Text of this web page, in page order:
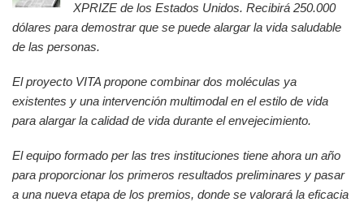
XPRIZE de los Estados Unidos. Recibirá 250.000
dólares para demostrar que se puede alargar la vida saludable
de las personas.
El proyecto VITA propone combinar dos moléculas ya
existentes y una intervención multimodal en el estilo de vida
para alargar la calidad de vida durante el envejecimiento.
El equipo formado per las tres instituciones tiene ahora un año
para proporcionar los primeros resultados preliminares y pasar
a una nueva etapa de los premios, donde se valorará la eficacia